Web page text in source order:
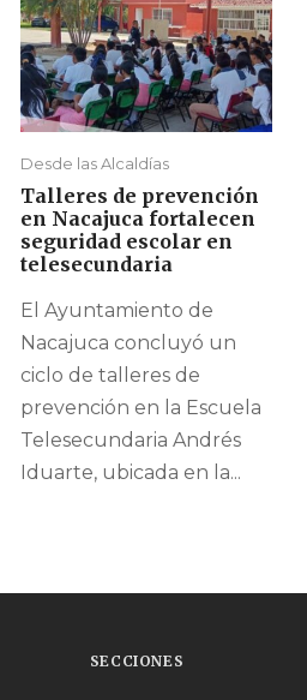
Desde las Alcaldías
Talleres de prevención
en Nacajuca fortalecen
seguridad escolar en
telesecundaria
El Ayuntamiento de
Nacajuca concluyó un
ciclo de talleres de
prevención en la Escuela
Telesecundaria Andrés
Iduarte, ubicada en la...
SECCIONES